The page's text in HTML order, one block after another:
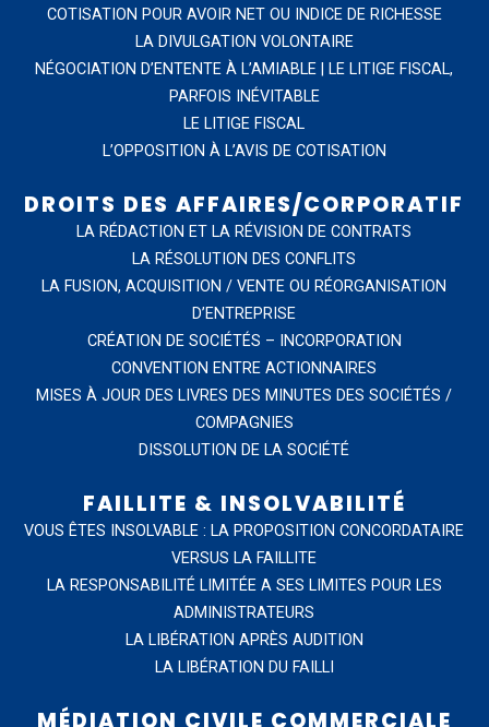
COTISATION POUR AVOIR NET OU INDICE DE RICHESSE
LA DIVULGATION VOLONTAIRE
NÉGOCIATION D’ENTENTE À L’AMIABLE | LE LITIGE FISCAL,
PARFOIS INÉVITABLE
LE LITIGE FISCAL
L’OPPOSITION À L’AVIS DE COTISATION
DROITS DES AFFAIRES/CORPORATIF
LA RÉDACTION ET LA RÉVISION DE CONTRATS
LA RÉSOLUTION DES CONFLITS
LA FUSION, ACQUISITION / VENTE OU RÉORGANISATION
D’ENTREPRISE
CRÉATION DE SOCIÉTÉS – INCORPORATION
CONVENTION ENTRE ACTIONNAIRES
MISES À JOUR DES LIVRES DES MINUTES DES SOCIÉTÉS /
COMPAGNIES
DISSOLUTION DE LA SOCIÉTÉ
FAILLITE & INSOLVABILITÉ
VOUS ÊTES INSOLVABLE : LA PROPOSITION CONCORDATAIRE
VERSUS LA FAILLITE
LA RESPONSABILITÉ LIMITÉE A SES LIMITES POUR LES
ADMINISTRATEURS
LA LIBÉRATION APRÈS AUDITION
LA LIBÉRATION DU FAILLI
MÉDIATION CIVILE COMMERCIALE